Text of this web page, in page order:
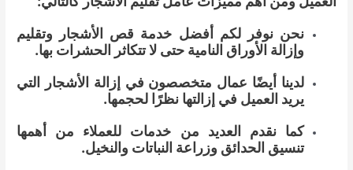
نحن نوفر لكم أفضل خدمة قص الأشجار وتقليم
وإزالة الأوراق النامية حتى لا تتكاثر الحشرات بها.
لدينا أيضًا عمال متخصصون في إزالة الأشجار التي
يريد العميل في إزالتها نظرًا لحجمها.
كما نقدم العديد من خدمات للعملاء من أهمها
تنسيق الحدائق وزراعة النباتات والنخيل.